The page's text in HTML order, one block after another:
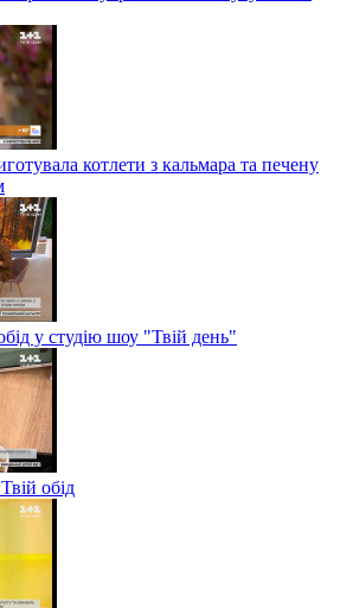
котлети з кальмара та печену
у студію шоу "Твій день"
обід